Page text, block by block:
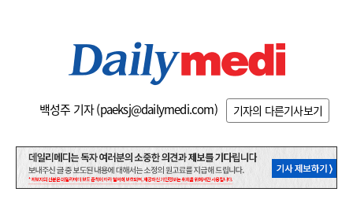
백성주 기자 (paeksj@dailymedi.com) 기자의 다른기사보기